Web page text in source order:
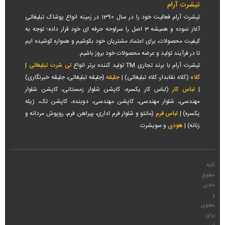
آیا قبل از سفارش می توانم نموه ای برای بررسی کیفیت دریافت کنم؟
بله امکان ارسال نمونه ( با دریافت هزینه) برای اطمینان شما از کیفیت پارچه و
دوخت وجود دارد.
هزینه نهایی چگونه محاسبه می شود؟
هزینه نهایی شامل: قیمت تیشرت * تعداد + هزینه چاپ / گلدوزی (که به تعداد
رنگ و ابعاد طرح بستگی دارد) + هزینه شابلون / کلیشه (فقط برای سفارش اول) با
ارسال طرح خود، پیش فاکتور دقیق دریافت کنید.
تیشرت آرام
تیشرت آرام فعالیت خود را در سال 1390 در زمینه انواع پوشاک تبلیغاتی
آغاز نموده و همیشه 3 اصل را سرلوحه حرفه ای خود قرار داده؛ توجه به
کیفیت محصولات، برای اعتماد مشتریان خود بکوشیم و همواره کوشیده ایم
تا در فرآیند تولید و عرضه محصولات خود بروز باشیم.
تیشرت آرام با برند تجاری TM تولید کننده برتر انواع
تی شرت تبلیغاتی |
کلاه (کلاه نقابدار، کلاه تبلیغاتی) | جلیقه (جلیقه تبلیغاتی، جلیقه خبرنگاری)
| لباس کار (لباس کار یکسره، کاپشن شلوار زمستانی، کاپشن شلوار
مهندسی، شلوار مهندسی، کاپشن مهندسی، دوبنده، کاپشن تک، ژیله
یکسره) | لباس فرم (مانتو و شلوار فرم اداری، پیراهن فرم، روپوش مردانه و
زنانه) | هودی و سویشرت
کلیه
حقوق
مادی
و
معنوی
برای